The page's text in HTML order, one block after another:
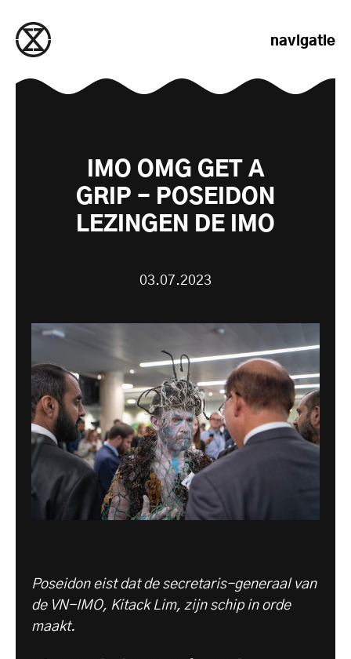
navigatie
IMO OMG GET A
GRIP - POSEIDON
LEZINGEN DE IMO
03.07.2023
Poseidon eist dat de secretaris-generaal van
de VN-IMO, Kitack Lim, zijn schip in orde
maakt.